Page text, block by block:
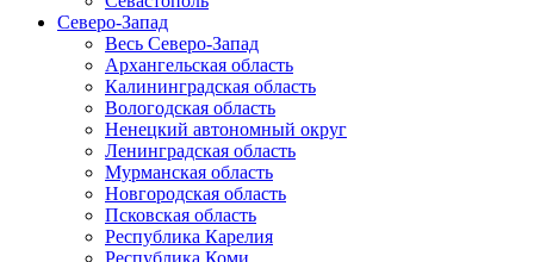
Северо-Запад
Весь Северо-Запад
Архангельская область
Калининградская область
Вологодская область
Ненецкий автономный округ
Ленинградская область
Мурманская область
Новгородская область
Псковская область
Республика Карелия
Республика Коми